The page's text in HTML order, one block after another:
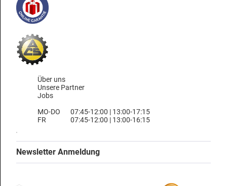
Über uns
Unsere Partner
Jobs
MO-DO
FR
07:45-12:00 | 13:00-17:15
07:45-12:00 | 13:00-16:15
Newsletter Anmeldung